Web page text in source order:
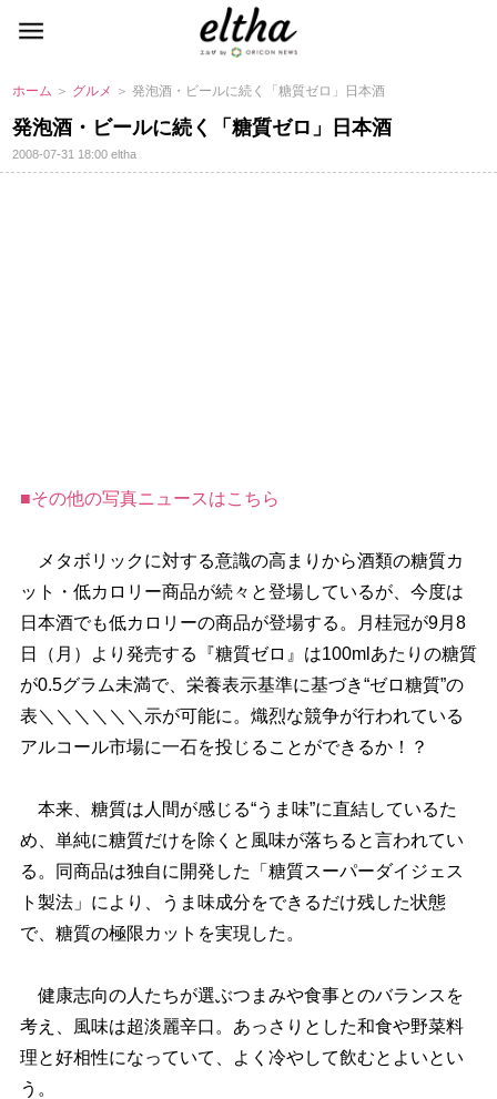
ホーム ＞ グルメ ＞ 発泡酒・ビールに続く「糖質ゼロ」日本酒
発泡酒・ビールに続く「糖質ゼロ」日本酒
2008-07-31 18:00eltha
■その他の写真ニュースはこちら
メタボリックに対する意識の高まりから酒類の糖質カ
ット・低カロリー商品が続々と登場しているが、今度は
日本酒でも低カロリーの商品が登場する。月桂冠が9月8
日（月）より発売する『糖質ゼロ』は100mlあたりの糖質
が0.5グラム未満で、栄養表示基準に基づき“ゼロ糖質”の
表＼＼＼＼＼＼示が可能に。熾烈な競争が行われている
アルコール市場に一石を投じることができるか！？
本来、糖質は人間が感じる“うま味”に直結しているた
め、単純に糖質だけを除くと風味が落ちると言われてい
る。同商品は独自に開発した「糖質スーパーダイジェス
ト製法」により、うま味成分をできるだけ残した状態
で、糖質の極限カットを実現した。
健康志向の人たちが選ぶつまみや食事とのバランスを
考え、風味は超淡麗辛口。あっさりとした和食や野菜料
理と好相性になっていて、よく冷やして飲むとよいとい
う。